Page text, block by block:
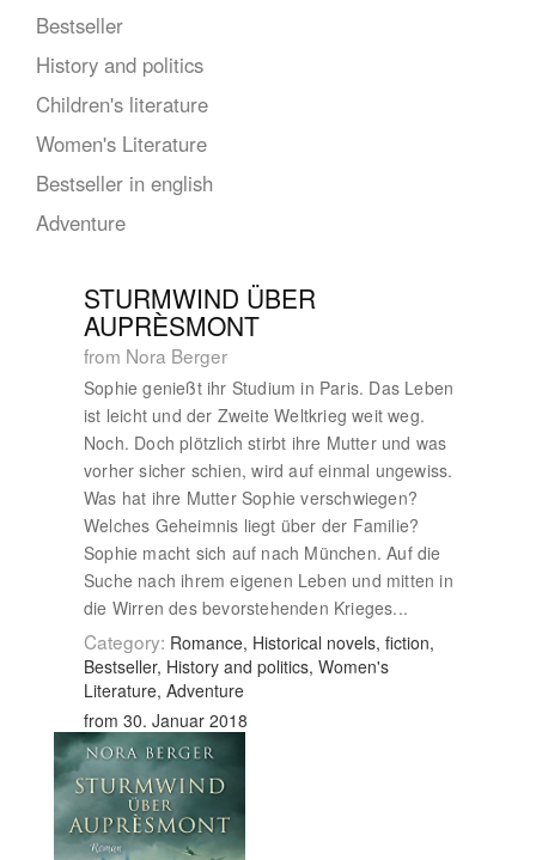
Bestseller
History and politics
Children's literature
Women's Literature
Bestseller in english
Adventure
STURMWIND ÜBER
AUPRÈSMONT
from Nora Berger
Sophie genießt ihr Studium in Paris. Das Leben
ist leicht und der Zweite Weltkrieg weit weg.
Noch. Doch plötzlich stirbt ihre Mutter und was
vorher sicher schien, wird auf einmal ungewiss.
Was hat ihre Mutter Sophie verschwiegen?
Welches Geheimnis liegt über der Familie?
Sophie macht sich auf nach München. Auf die
Suche nach ihrem eigenen Leben und mitten in
die Wirren des bevorstehenden Krieges...
Category: Romance, Historical novels, fiction,
Bestseller, History and politics, Women's
Literature, Adventure
from 30. Januar 2018